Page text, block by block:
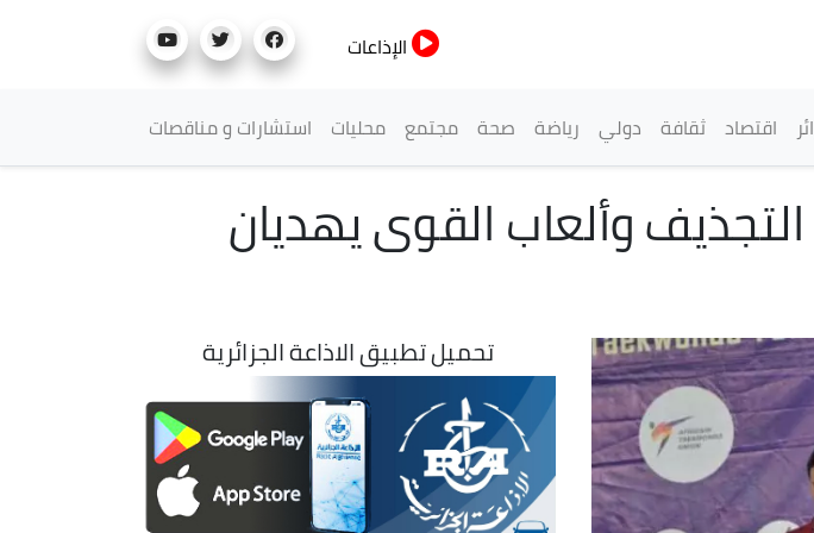
الإذاعات
اقتصاد ثقافة دولي رياضة صحة مجتمع محليات استشارات و مناقصات
الإفريقية المدرسية 2025: التجذيف وألعاب القوى يهديان
تحميل تطبيق الاذاعة الجزائرية